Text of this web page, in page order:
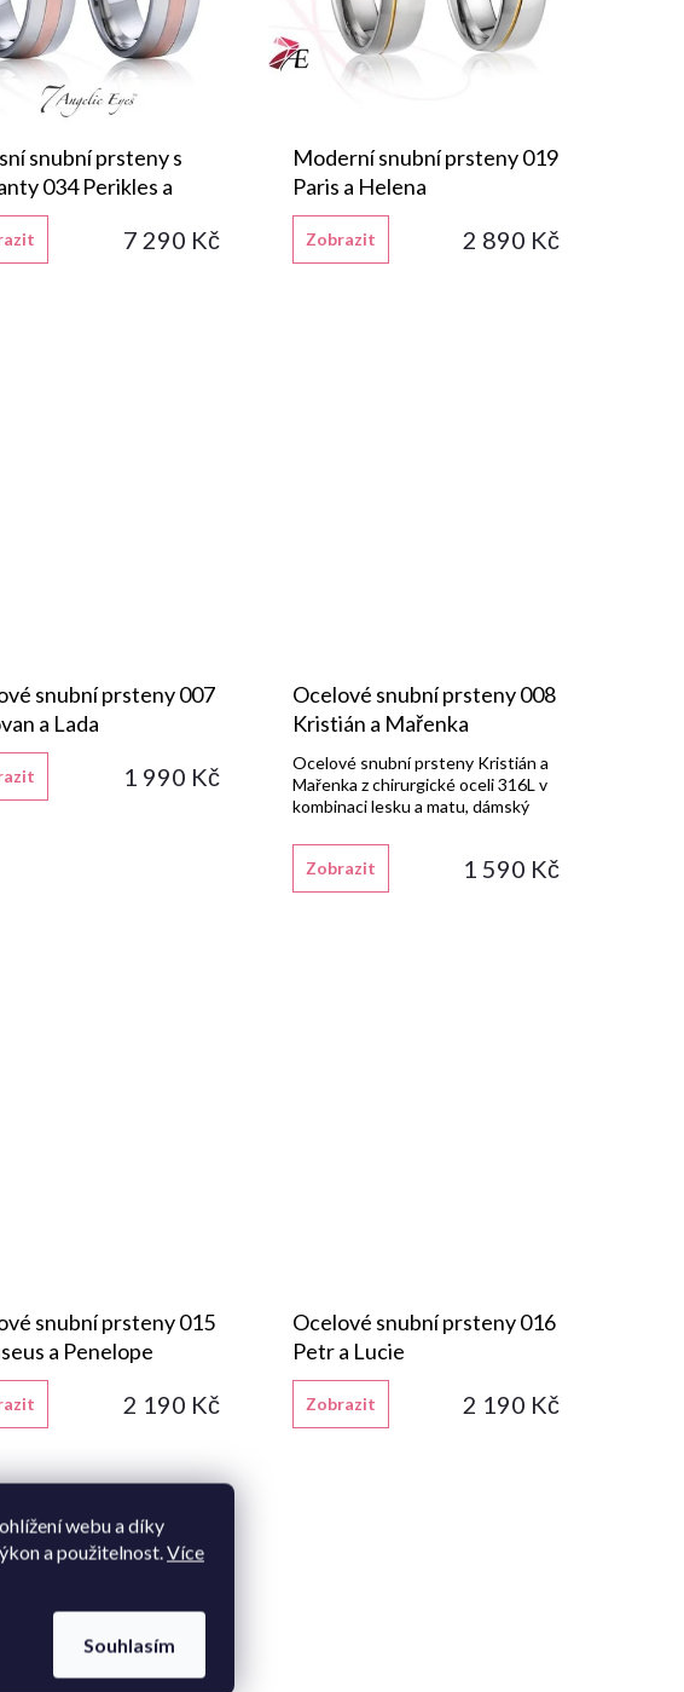
webu a díky
a použitelnost.Více
Souhlasím
snubní prsteny s
034 Perikles a
7 290 Kč
Moderní snubní prsteny 019
Paris a Helena
2 890 Kč
Zobrazit
snubní prsteny 007
a Lada
1 990 Kč
Ocelové snubní prsteny 008
Kristián a Mařenka
1 590 Kč
Zobrazit
Ocelové snubní prsteny Kristián a
Mařenka z chirurgické oceli 316L v
kombinaci lesku a matu, dámský
zirkonem.
snubní prsteny 015
a Penelope
2 190 Kč
Ocelové snubní prsteny 016
Petr a Lucie
2 190 Kč
Zobrazit